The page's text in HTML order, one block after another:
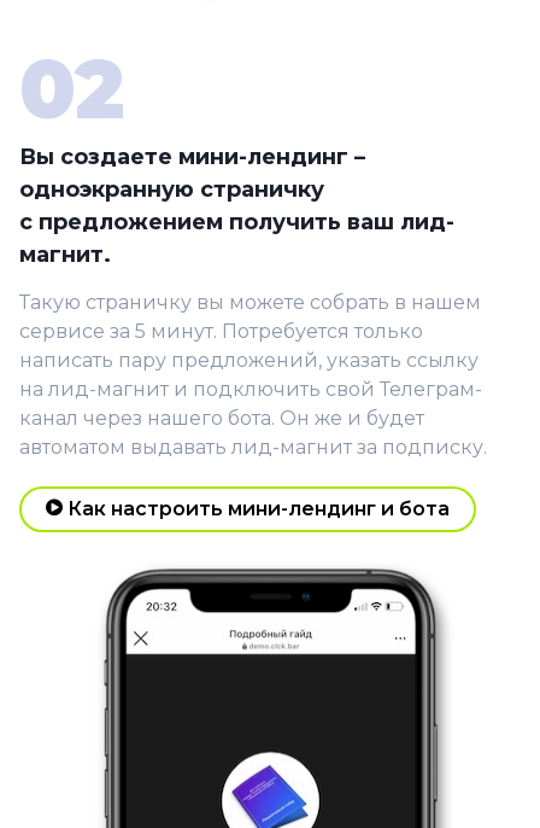
Вы создаете мини-лендинг –
одноэкранную страничку
с предложением получить ваш лид-
магнит.
Такую страничку вы можете собрать в нашем
сервисе за 5 минут. Потребуется только
написать пару предложений, указать ссылку
на лид-магнит и подключить свой Телеграм-
канал через нашего бота. Он же и будет
автоматом выдавать лид-магнит за подписку.
Как настроить мини-лендинг и бота